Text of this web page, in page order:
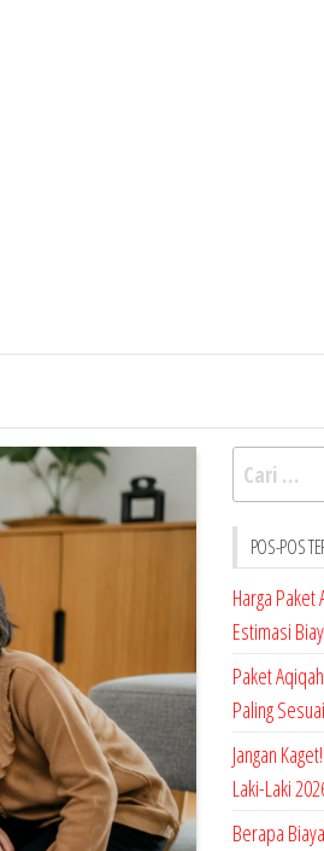
Cari
untuk:
POS-POS
Harga
Estimasi
Paket
Paling
Jangan
Laki-Laki
Berapa